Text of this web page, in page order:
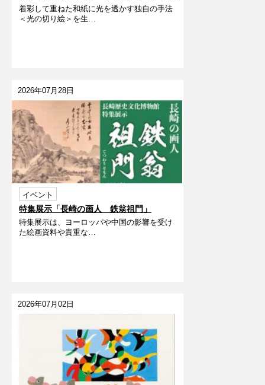
うだよ～
着彩して重ねた和紙に光を透かす独自の手法
＜光の切り絵＞を生…
2026年07月28日
イベント
特集展示「長崎の画人 鉄翁祖門」
特集展示は、ヨーロッパや中国の影響を受け
た絵画資料や貴重な…
2026年07月02日